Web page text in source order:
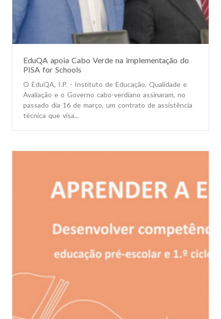
EduQA apoia Cabo Verde na implementação do
PISA for Schools
O EduQA, I.P. - Instituto de Educação, Qualidade e
Avaliação e o Governo cabo-verdiano assinaram, no
passado dia 16 de março, um contrato de assistência
técnica que visa...